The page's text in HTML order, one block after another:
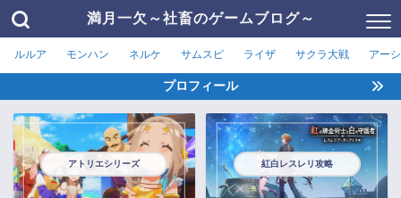
満月一欠～社畜のゲームブログ～
ルルア モンハン ネルケ サムスピ ライザ サクラ大戦 アー
プロフィール
アトリエシリーズ 紅白レスレリ攻略